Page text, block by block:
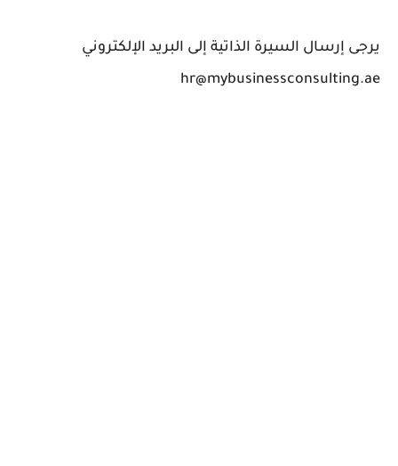
يرجى إرسال السيرة الذاتية إلى البريد الإلكتروني
hr@mybusinessconsulting.ae